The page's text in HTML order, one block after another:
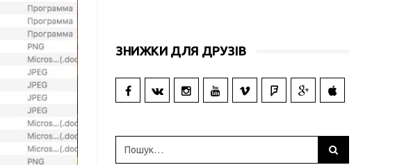
ЗНИЖКИ ДЛЯ ДРУЗІВ